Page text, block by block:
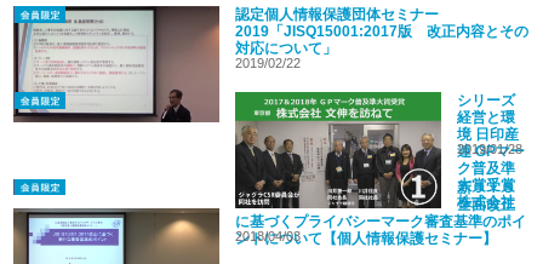
認定個人情報保護団体セミナー
2019「JISQ15001:2017版 改正内容とその
対応について」
2019/02/22
シリーズ
経営と環
境 日印産
連 GPマー
ク普及準
大賞受賞
株式会社
文伸様（東京・三多摩）訪問記
2019/01/28
新ＪＩＳ
全面改正
に基づくプライバシーマーク審査基準のポイ
ントについて【個人情報保護セミナー】
2018/04/03